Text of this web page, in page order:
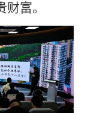
富。